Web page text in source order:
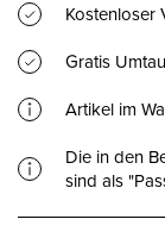
Kostenloser
Gratis
Artikel im
Die in den
sind als